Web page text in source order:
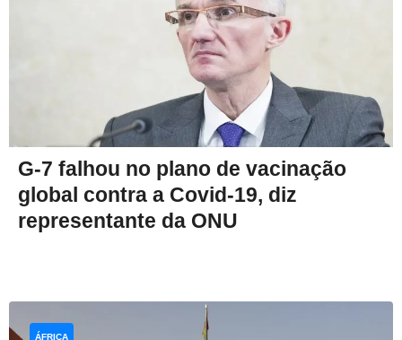
G-7 falhou no plano de vacinação
global contra a Covid-19, diz
representante da ONU
ÁFRICA